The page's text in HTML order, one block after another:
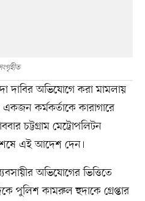
দাবির অভিযোগে করা মামলায়
কর্মকর্তাকে কারাগারে
চট্টগ্রাম মেট্রোপলিটন
শেষে এই আদেশ দেন।
অভিযোগের ভিত্তিতে
পুলিশ কামরুল হুদাকে গ্রেপ্তার